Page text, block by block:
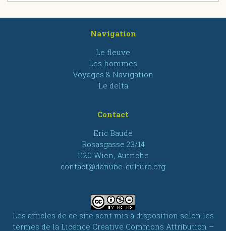
Navigation
Le fleuve
Les hommes
Voyages & Navigation
Le delta
Contact
Eric Baude
Rosasgasse 23/14
1120 Wien, Autriche
contact@danube-culture.org
Les articles de ce site sont mis à disposition selon les
termes de la Licence Creative Commons Attribution –